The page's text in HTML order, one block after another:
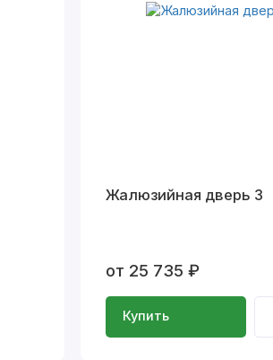
Жалюзийная дверь 3
от 25 735 ₽
Купить